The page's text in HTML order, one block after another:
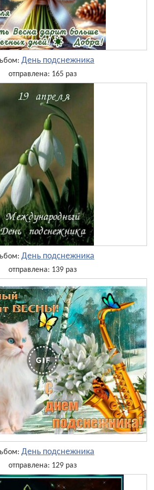
День подснежника
отправлена: 165 раз
День подснежника
отправлена: 139 раз
День подснежника
отправлена: 129 раз